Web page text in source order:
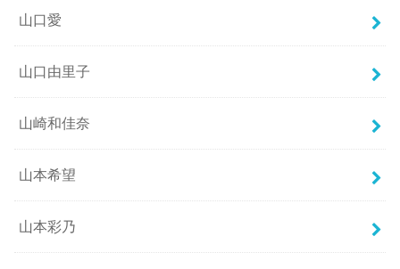
山口愛
山口由里子
山崎和佳奈
山本希望
山本彩乃